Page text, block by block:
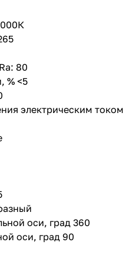
80
% <5
электрическим током
оси, град 360
оси, град 90